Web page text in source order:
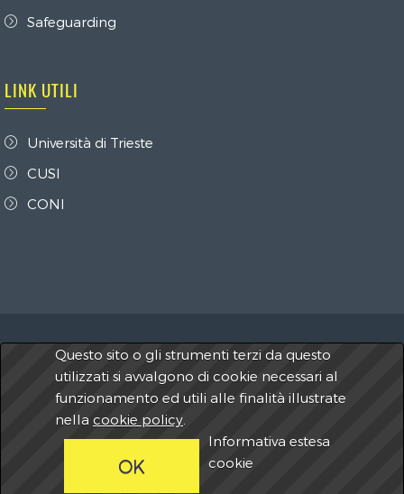
Safeguarding
LINK UTILI
Università di Trieste
CUSI
CONI
2026 A.S.D. Centro Universitario Sportivo Trieste -
C.U.S. Trieste C.F. 80017460322 - P.IVA 00796820322
Questo sito o gli strumenti terzi da questo
utilizzati si avvalgono di cookie necessari al
funzionamento ed utili alle finalità illustrate
nella cookie policy
OK
Informativa estesa
cookie